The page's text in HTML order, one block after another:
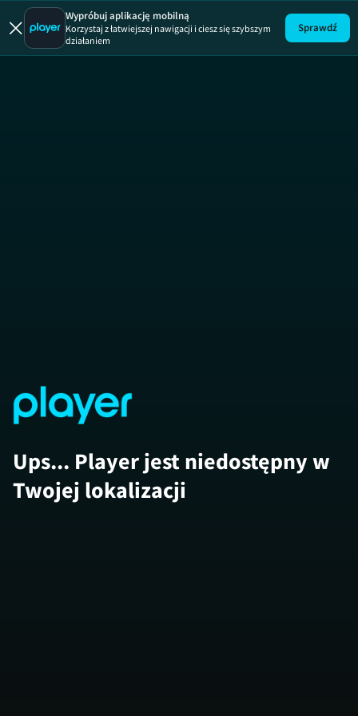
Wypróbuj aplikację mobilną
Korzystaj z łatwiejszej nawigacji i ciesz się szybszym
działaniem
Sprawdź
Ups... Player jest niedostępny w
Twojej lokalizacji